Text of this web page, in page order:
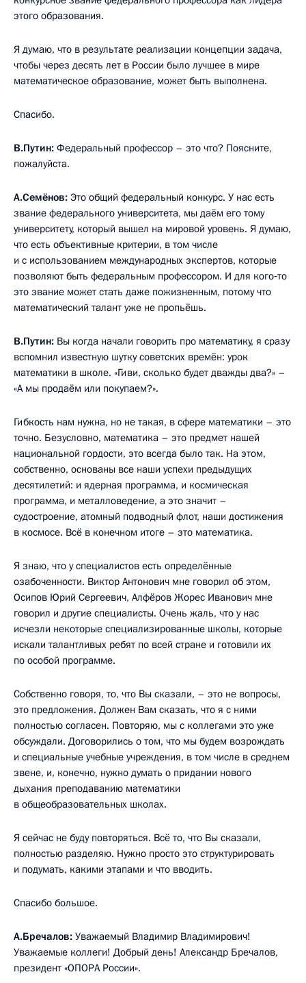
этого образования.
Я думаю, что в результате реализации концепции задача,
чтобы через десять лет в России было лучшее в мире
математическое образование, может быть выполнена.
Спасибо.
В.Путин: Федеральный профессор – это что? Поясните,
пожалуйста.
А.Семёнов: Это общий федеральный конкурс. У нас есть
звание федерального университета, мы даём его тому
университету, который вышел на мировой уровень. Я думаю,
что есть объективные критерии, в том числе
и с использованием международных экспертов, которые
позволяют быть федеральным профессором. И для кого‑то
это звание может стать даже пожизненным, потому что
математический талант уже не пропьёшь.
В.Путин: Вы когда начали говорить про математику, я сразу
вспомнил известную шутку советских времён: урок
математики в школе. «Гиви, сколько будет дважды два?» –
«А мы продаём или покупаем?».
Гибкость нам нужна, но не такая, в сфере математики – это
точно. Безусловно, математика – это предмет нашей
национальной гордости, это всегда было так. На этом,
собственно, основаны все наши успехи предыдущих
десятилетий: и ядерная программа, и космическая
программа, и металловедение, а это значит –
судостроение, атомный подводный флот, наши достижения
в космосе. Всё в конечном итоге – это математика.
Я знаю, что у специалистов есть определённые
озабоченности. Виктор Антонович мне говорил об этом,
Осипов Юрий Сергеевич, Алфёров Жорес Иванович мне
говорил и другие специалисты. Очень жаль, что у нас
исчезли некоторые специализированные школы, которые
искали талантливых ребят по всей стране и готовили их
по особой программе.
Собственно говоря, то, что Вы сказали, – это не вопросы,
это предложения. Должен Вам сказать, что я с ними
полностью согласен. Повторяю, мы с коллегами это уже
обсуждали. Договорились о том, что мы будем возрождать
и специальные учебные учреждения, в том числе в среднем
звене, и, конечно, нужно думать о придании нового
дыхания преподаванию математики
в общеобразовательных школах.
Я сейчас не буду повторяться. Всё то, что Вы сказали,
полностью разделяю. Нужно просто это структурировать
и подумать, какими этапами и что вводить.
Спасибо большое.
А.Бречалов: Уважаемый Владимир Владимирович!
Уважаемые коллеги! Добрый день! Александр Бречалов,
президент «ОПОРА России».